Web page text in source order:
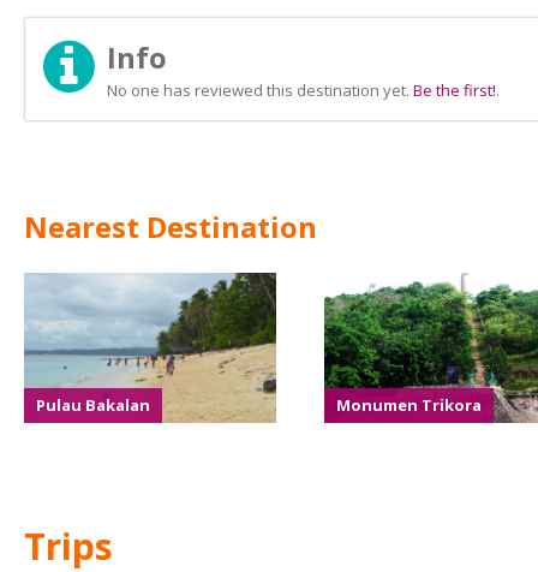
Info
No one has reviewed this destination yet. Be the first!.
Nearest Destination
Pulau Bakalan Monumen Trikora
Trips